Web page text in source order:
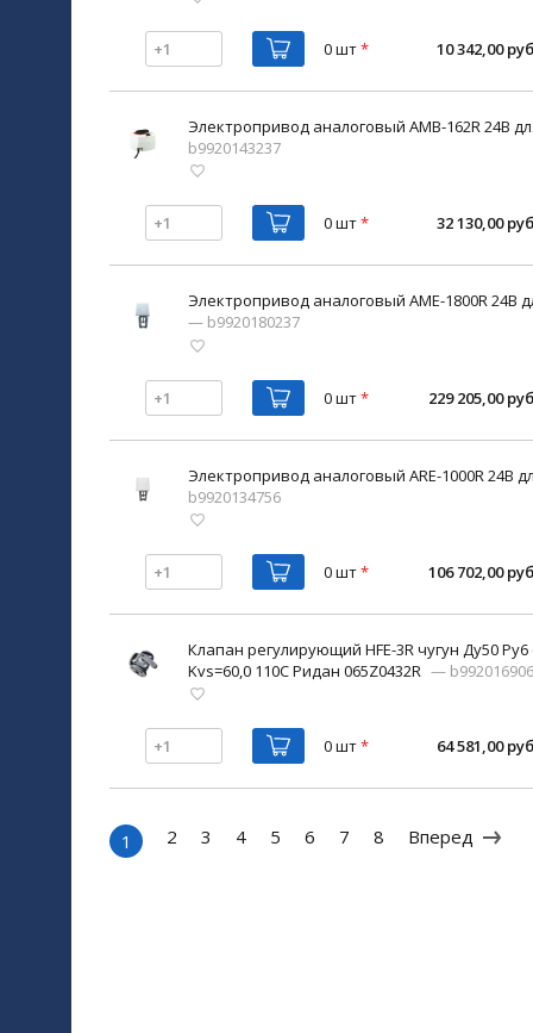
0 шт* 10 342,00
Электропривод аналоговый AMB-162R 24В
b9920143237
0 шт* 32 130,00
Электропривод аналоговый AME-1800R 24В
— b9920180237
0 шт* 229 205,00
Электропривод аналоговый ARE-1000R 24В
b9920134756
0 шт* 106 702,00
Клапан регулирующий HFE-3R чугун Ду50
Kvs=60,0 110С Ридан 065Z0432R —
0 шт* 64 581,00
1 2 3 4 5 6 7 8 Вперед